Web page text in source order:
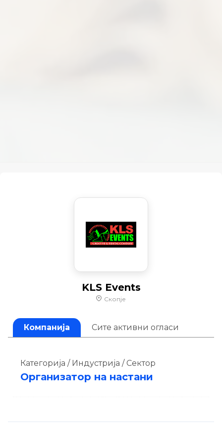
KLS Events
Скопје
Компанија Сите активни огласи
Категорија / Индустрија / Сектор
Организатор на настани